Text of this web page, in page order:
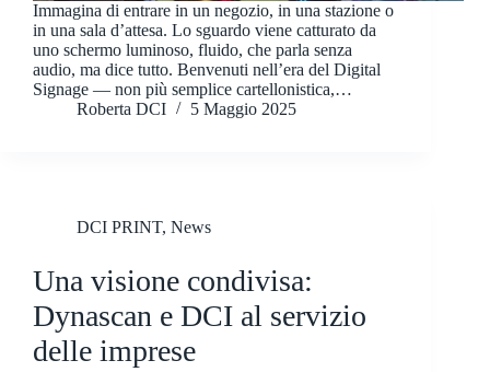
Immagina di entrare in un negozio, in una stazione o
in una sala d’attesa. Lo sguardo viene catturato da
uno schermo luminoso, fluido, che parla senza
audio, ma dice tutto. Benvenuti nell’era del Digital
Signage — non più semplice cartellonistica,…
Roberta DCI
5 Maggio 2025
DCI PRINT, News
Una visione condivisa:
Dynascan e DCI al servizio
delle imprese